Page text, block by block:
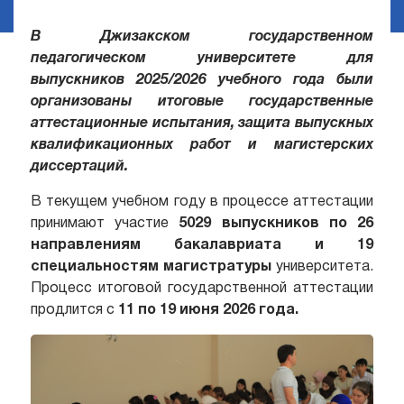
В Джизакском государственном
педагогическом университете для
выпускников 2025/2026 учебного года были
организованы итоговые государственные
аттестационные испытания, защита выпускных
квалификационных работ и магистерских
диссертаций.
В текущем учебном году в процессе аттестации
принимают участие 5029 выпускников по 26
направлениям бакалавриата и 19
специальностям магистратуры
университета.
Процесс итоговой государственной аттестации
продлится с 11 по 19 июня 2026 года.